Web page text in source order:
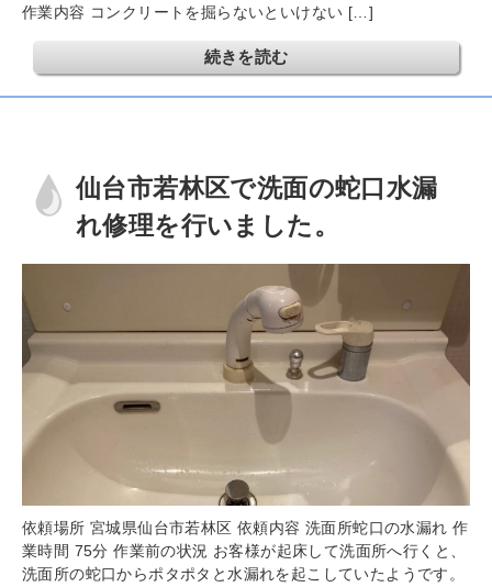
作業内容 コンクリートを掘らないといけない […]
続きを読む
仙台市若林区で洗面の蛇口水漏
れ修理を行いました。
依頼場所 宮城県仙台市若林区 依頼内容 洗面所蛇口の水漏れ 作
業時間 75分 作業前の状況 お客様が起床して洗面所へ行くと、
洗面所の蛇口からポタポタと水漏れを起こしていたようです。